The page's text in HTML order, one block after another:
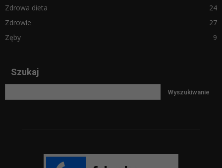
Zdrowa dieta
24
Zdrowie
27
Zęby
9
Szukaj